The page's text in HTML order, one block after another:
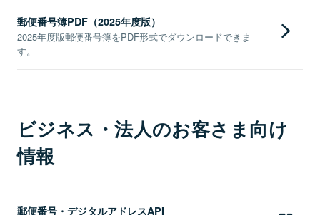
郵便番号簿PDF（2025年度版）
2025年度版郵便番号簿をPDF形式でダウンロードできま
す。
ビジネス・法人のお客さま向け
情報
郵便番号・デジタルアドレスAPI